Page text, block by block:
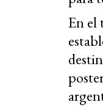
En el